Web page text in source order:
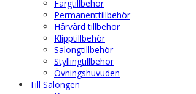
Färgtillbehör
Permanenttillbehör
Hårvård tillbehör
Klipptillbehör
Salongtillbehör
Styllingtillbehör
Övningshuvuden
Till Salongen